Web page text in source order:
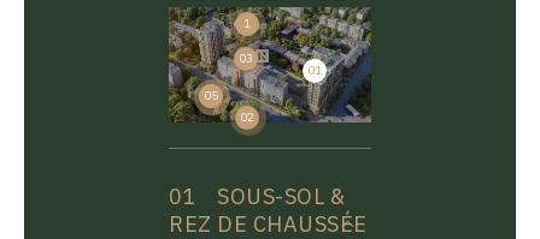
01
1
02
03
04
05
01
SOUS-SOL &
REZ DE CHAUSSÉE